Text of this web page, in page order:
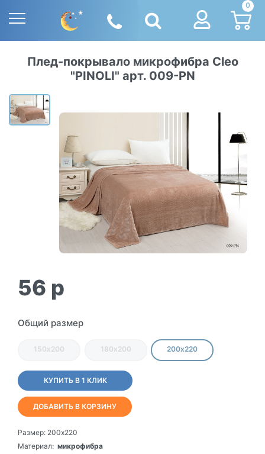
0
Плед-покрывало микрофибра Cleo
"PINOLI" арт. 009-PN
56 p
Общий размер
150х200 180х200 200х220
КУПИТЬ В 1 КЛИК
ДОБАВИТЬ В КОРЗИНУ
Размер: 200х220
Материал: микрофибра